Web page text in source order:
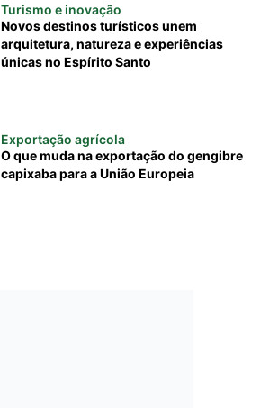
Turismo e inovação
Novos destinos turísticos unem
arquitetura, natureza e experiências
únicas no Espírito Santo
Exportação agrícola
O que muda na exportação do gengibre
capixaba para a União Europeia